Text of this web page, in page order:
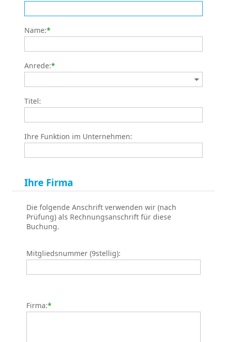
Name:*
Anrede:*
Titel:
Ihre Funktion im Unternehmen:
Ihre Firma
Die folgende Anschrift verwenden wir (nach
Prüfung) als Rechnungsanschrift für diese
Buchung.
Mitgliedsnummer (9stellig):
Firma:*